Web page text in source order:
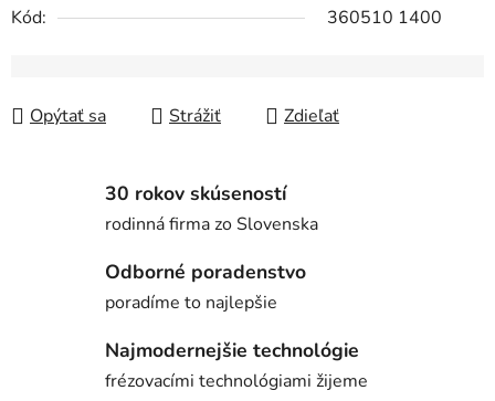
Kód:
360510 1400
Opýtať sa Strážiť Zdieľať
30 rokov skúseností
rodinná firma zo Slovenska
Odborné poradenstvo
poradíme to najlepšie
Najmodernejšie technológie
frézovacími technológiami žijeme